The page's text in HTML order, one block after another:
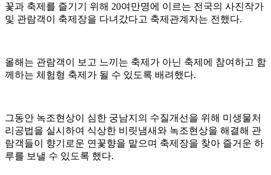
꽃과 축제를 즐기기 위해 20여만명에 이르는 전국의 사진작가
및 관람객이 축제장을 다녀갔다고 축제관계자는 전했다.
올해는 관람객이 보고 느끼는 축제가 아닌 축제에 참여하고 함
께하는 체험형 축제가 될 수 있도록 배려했다.
그동안 녹조현상이 심한 궁남지의 수질개선을 위해 미생물처
리공법을 실시하여 식상한 비릿냄새와 녹조현상을 해결해 관
람객들이 향기로운 연꽃향을 맡으며 축제장을 찾아 즐거운 하
루를 보낼 수 있도록 했다.